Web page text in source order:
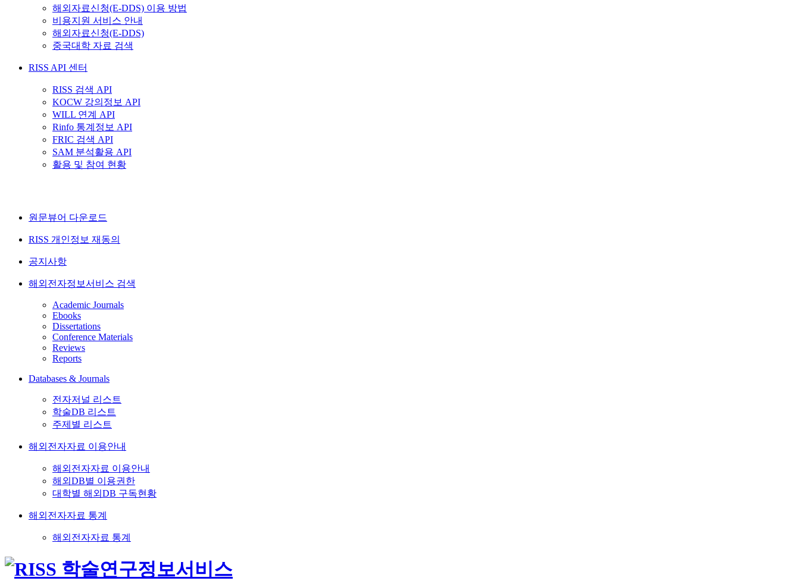
해외자료신청(E-DDS) 이용 방법
비용지원 서비스 안내
해외자료신청(E-DDS)
중국대학 자료 검색
RISS API 센터
RISS 검색 API
KOCW 강의정보 API
WILL 연계 API
Rinfo 통계정보 API
FRIC 검색 API
SAM 분석활용 API
활용 및 참여 현황
원문뷰어 다운로드
RISS 개인정보 재동의
공지사항
해외전자정보서비스 검색
Academic Journals
Ebooks
Dissertations
Conference Materials
Reviews
Reports
Databases & Journals
전자저널 리스트
학술DB 리스트
주제별 리스트
해외전자자료 이용안내
해외전자자료 이용안내
해외DB별 이용권한
대학별 해외DB 구독현황
해외전자자료 통계
해외전자자료 통계